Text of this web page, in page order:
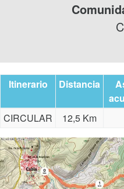
Itinerario Distancia
CIRCULAR
12,5 Km